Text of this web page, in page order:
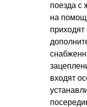
поезда с
на
входят